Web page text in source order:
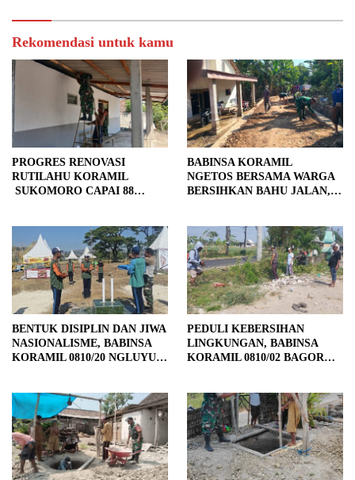
Rekomendasi untuk kamu
PROGRES RENOVASI
RUTILAHU KORAMIL
SUKOMORO CAPAI 88
BABINSA KORAMIL
NGETOS BERSAMA WARGA
BERSIHKAN BAHU JALAN,
BENTUK DISIPLIN DAN JIWA
NASIONALISME, BABINSA
KORAMIL 0810/20 NGLUYU
PEDULI KEBERSIHAN
LINGKUNGAN, BABINSA
KORAMIL 0810/02 BAGOR
BAKTI